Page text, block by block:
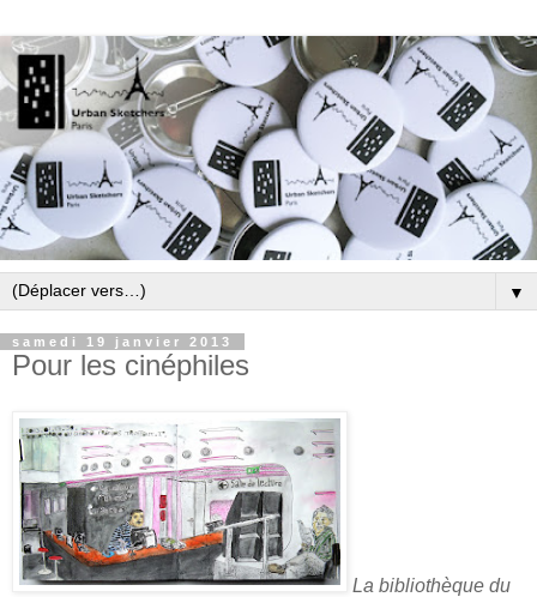
▼
samedi 19 janvier 2013
Pour les cinéphiles
La bibliothèque du